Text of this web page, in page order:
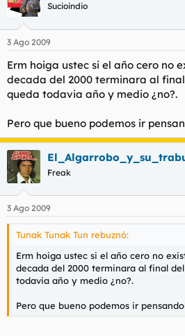
Sucioindio
3 Ago 2009
Erm hoiga ustec si el año cero no
decada del 2000 terminara al
queda todavia año y medio ¿no?.
Pero que bueno podemos ir
Freak
3 Ago 2009
Tunak Tunak Tun rebuznó:
Erm hoiga ustec si el año cero no
decada del 2000 terminara al final
todavia año y medio ¿no?.
Pero que bueno podemos ir